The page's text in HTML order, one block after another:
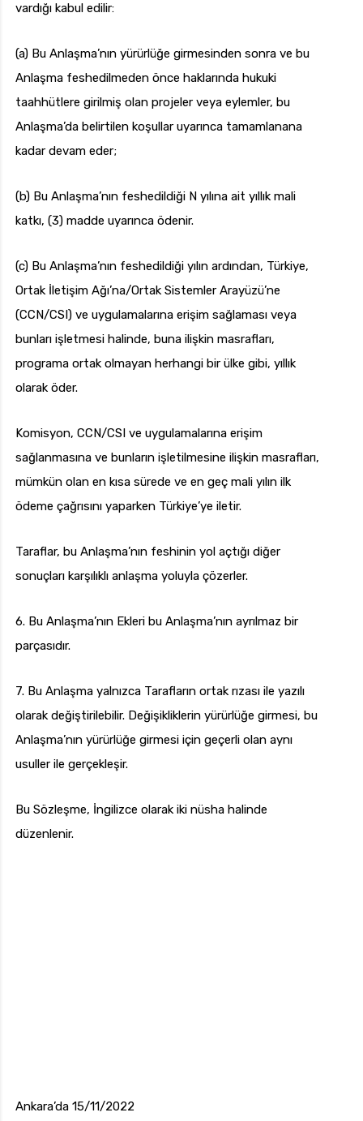
vardığı kabul edilir:
(a) Bu Anlaşma’nın yürürlüğe girmesinden sonra ve bu
Anlaşma feshedilmeden önce haklarında hukuki
taahhütlere girilmiş olan projeler veya eylemler, bu
Anlaşma’da belirtilen koşullar uyarınca tamamlanana
kadar devam eder;
(b) Bu Anlaşma’nın feshedildiği N yılına ait yıllık mali
katkı, (3) madde uyarınca ödenir.
(c) Bu Anlaşma’nın feshedildiği yılın ardından, Türkiye,
Ortak İletişim Ağı’na/Ortak Sistemler Arayüzü’ne
(CCN/CSI) ve uygulamalarına erişim sağlaması veya
bunları işletmesi halinde, buna ilişkin masrafları,
programa ortak olmayan herhangi bir ülke gibi, yıllık
olarak öder.
Komisyon, CCN/CSI ve uygulamalarına erişim
sağlanmasına ve bunların işletilmesine ilişkin masrafları,
mümkün olan en kısa sürede ve en geç mali yılın ilk
ödeme çağrısını yaparken Türkiye’ye iletir.
Taraflar, bu Anlaşma’nın feshinin yol açtığı diğer
sonuçları karşılıklı anlaşma yoluyla çözerler.
6. Bu Anlaşma’nın Ekleri bu Anlaşma’nın ayrılmaz bir
parçasıdır.
7. Bu Anlaşma yalnızca Tarafların ortak rızası ile yazılı
olarak değiştirilebilir. Değişikliklerin yürürlüğe girmesi, bu
Anlaşma’nın yürürlüğe girmesi için geçerli olan aynı
usuller ile gerçekleşir.
Bu Sözleşme, İngilizce olarak iki nüsha halinde
düzenlenir.
Ankara’da 15/11/2022